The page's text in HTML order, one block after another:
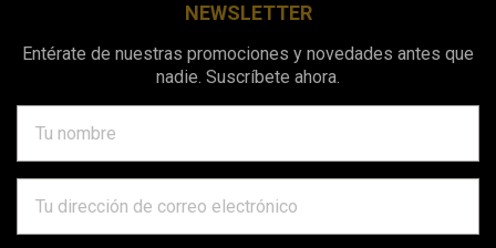
NEWSLETTER
Entérate de nuestras promociones y novedades antes que
nadie. Suscríbete ahora.